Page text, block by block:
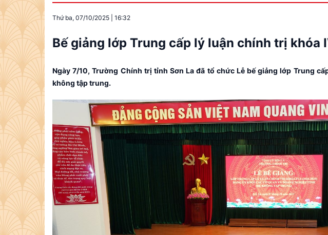
Thứ ba, 07/10/2025 16:32
Bế giảng lớp Trung cấp lý luận chính trị khóa
Ngày 7/10, Trường Chính trị tỉnh Sơn La đã tổ chức Lễ bế giảng lớp Trung
không tập trung.